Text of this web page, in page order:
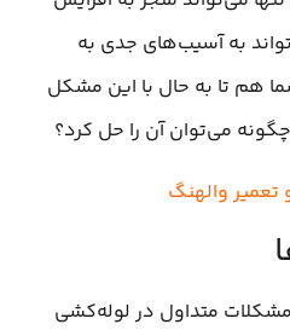
به آسیب‌های جدی به
هم تا به حال با این مشکل
می‌توان آن را حل کرد؟
والهنگ
متداول در لوله‌کشی